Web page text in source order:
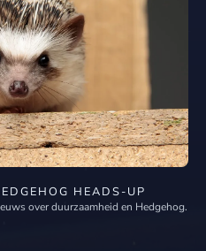
HEADS-UP
over duurzaamheid en Hedgehog.